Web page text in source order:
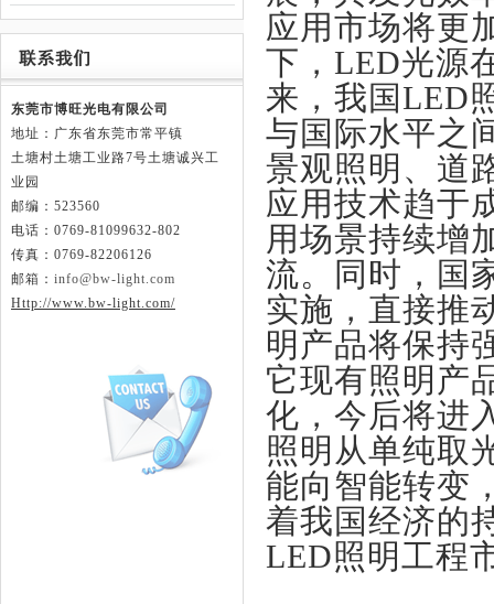
东莞市博旺光电有限公司
地址：广东省东莞市常平镇
土塘村土塘工业路7号土塘诚兴工
业园
邮编：523560
电话：0769-81099632-802
传真：0769-82206126
邮箱： info@bw-light.com
Http://www.bw-light.com/
应用市场将更
下，LED光源
来，我国LED
与国际水平之
景观照明、道
应用技术趋于
用场景持续增
流。同时，国
实施，直接推
明产品将保持
它现有照明产
化，今后将进
照明从单纯取
能向智能转变
着我国经济的
LED照明工程